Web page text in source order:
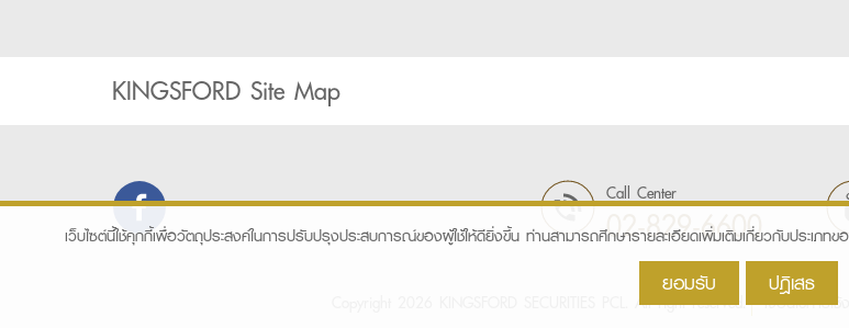
KINGSFORD Site Map
Call Center
02-829-6600
Copyright 2026 KINGSFORD SECURITIES PCL. All right reserved. เงื่อนไขการใช้ง
เว็บไซต์นี้ใช้คุกกี้เพื่อวัตถุประสงค์ในการปรับปรุงประสบการณ์ของผู้ใช้ให้ดียิ่งขึ้น ท่านสามารถศึกษารายละเอียดเพิ่มเติมเกี่ยวกับประเภท
ยอมรับ ปฎิเสธ